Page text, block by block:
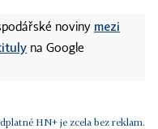
noviny mezi
na Google
HN+ je zcela bez reklam.